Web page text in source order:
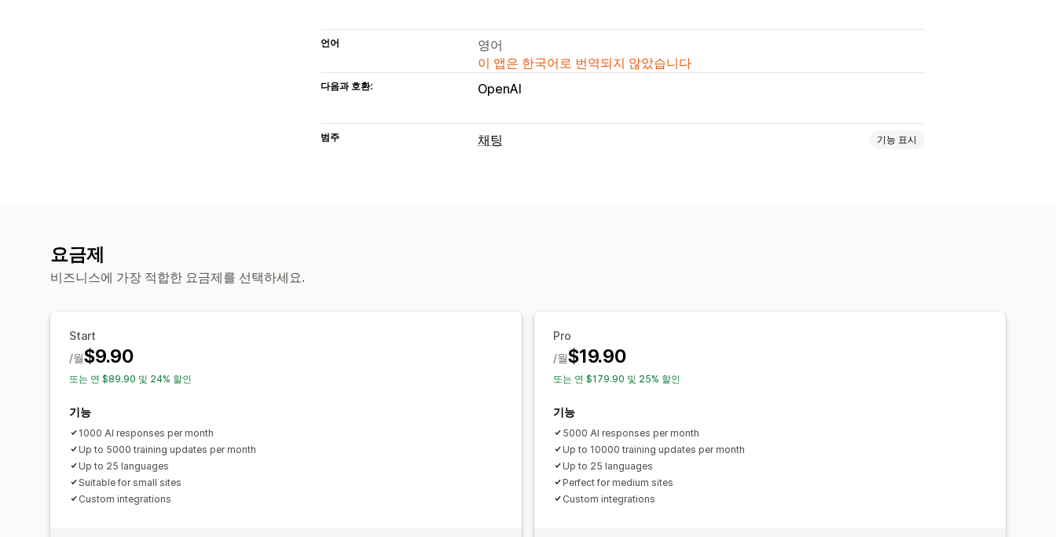
언어
영어
이 앱은 한국어로 번역되지 않았습니다
다음과 호환: OpenAI
범주 채팅 기능 표시
요금제
비즈니스에 가장 적합한 요금제를 선택하세요.
Start
$9.90
/월
또는 연 $89.90 및 24% 할인
기능
1000 AI responses per month
Up to 5000 training updates per month
Up to 25 languages
Suitable for small sites
Custom integrations
Pro
$19.90
/월
또는 연 $179.90 및 25% 할인
기능
5000 AI responses per month
Up to 10000 training updates per month
Up to 25 languages
Perfect for medium sites
Custom integrations